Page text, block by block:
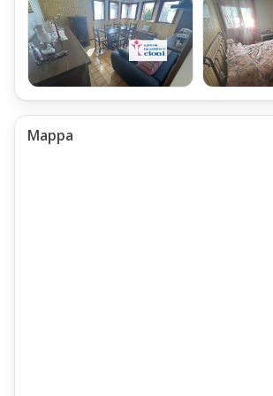
ed un Ristorante Pizzeria.
Caratteristiche Generali dell'Appartamento
Doganaccia
L'Appartamento Trilocale Doganaccia Mq 65,
è sviluppato al Primo Piano,
con accesso dai Due Ingressi Condominiali,
Mappa